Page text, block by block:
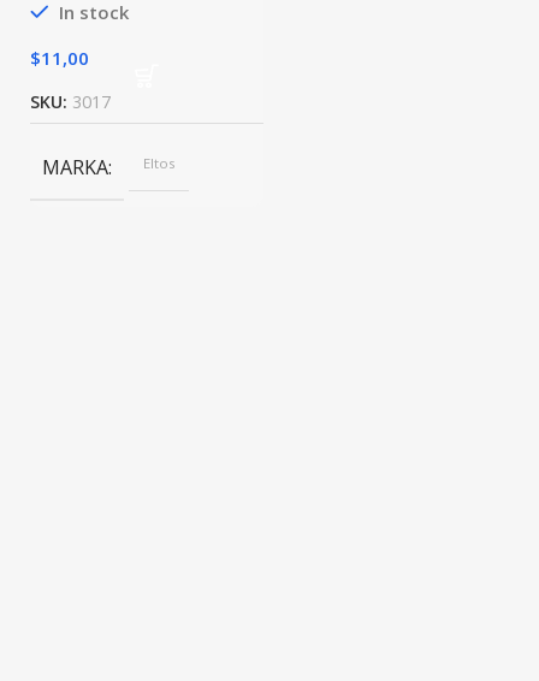
In stock
$11,00
SKU: 3017
MARKA Eltos